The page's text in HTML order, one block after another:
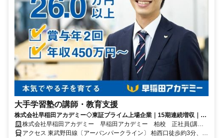
大手学習塾の講師・教育支援
株式会社早稲田アカデミー◇東証プライム上場企業｜15期連続増収｜本
気でやる子を育てる
株式会社早稲田アカデミー 早稲田アカデミー 柏校 正社員(講師
職)
アクセス 東武野田線〔アーバンパークライン〕 柏西口徒歩約3分、Ｊ